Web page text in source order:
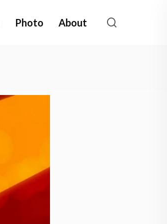
Photo About